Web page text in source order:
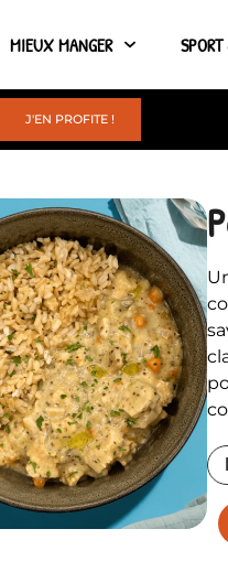
MIEUX MANGER
J'EN PROFITE !